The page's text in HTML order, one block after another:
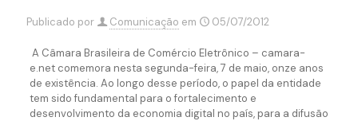
Publicado por Comunicação em 05/07/2012
A Câmara Brasileira de Comércio Eletrônico – camara-
e.net comemora nesta segunda-feira, 7 de maio, onze anos
de existência. Ao longo desse período, o papel da entidade
tem sido fundamental para o fortalecimento e
desenvolvimento da economia digital no país, para a difusão